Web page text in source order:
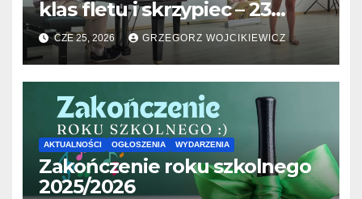
klas fletu i skrzypiec – 23
06.2026
CZE 25, 2026 GRZEGORZ WOJCIKIEWICZ
AKTUALNOŚCI OGŁOSZENIA WYDARZENIA
Zakończenie roku szkolnego
2025/2026